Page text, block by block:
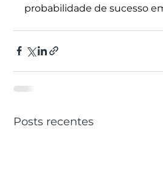
probabilidade de sucesso
Posts recentes